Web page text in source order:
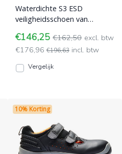
Waterdichte S3 ESD
veiligheidsschoen van
sluiting, schoen met zeer ste
Blaklader
€146,25 €162,50 excl. btw
€176,96 €196,63 incl. btw
Vergelijk
10% Korting